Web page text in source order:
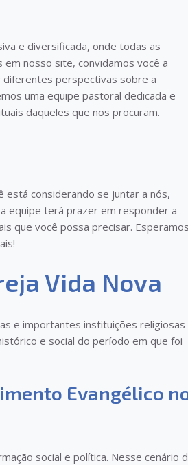
e diversificada, onde todas as
nosso site, convidamos você a
perspectivas sobre a
uma equipe pastoral dedicada e
daqueles que nos procuram.
está considerando se juntar a nós,
equipe terá prazer em responder a
que você possa precisar.
Vida Nova
e importantes instituições
e social do período em que foi
Evangélico
social e política. Nesse cenário